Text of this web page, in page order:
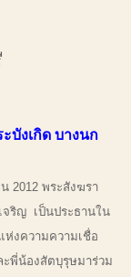
บังเกิด บางนก
2012 พระสังฆรา
ริญ เป็นประธานใน
งความความเชื่อ
พี่น้องสัตบุรุษมาร่วม